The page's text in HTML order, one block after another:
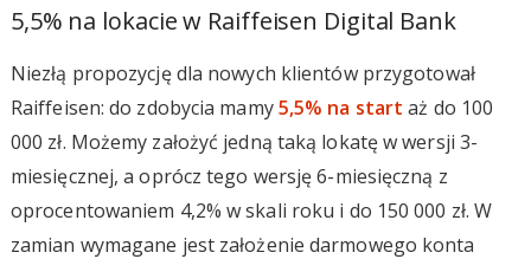
5,5% na lokacie w Raiffeisen Digital Bank
Niezłą propozycję dla nowych klientów przygotował
Raiffeisen: do zdobycia mamy5,5% na start aż do 100
000 zł. Możemy założyć jedną taką lokatę w wersji 3-
miesięcznej, a oprócz tego wersję 6-miesięczną z
oprocentowaniem 4,2% w skali roku i do 150 000 zł. W
zamian wymagane jest założenie darmowego konta